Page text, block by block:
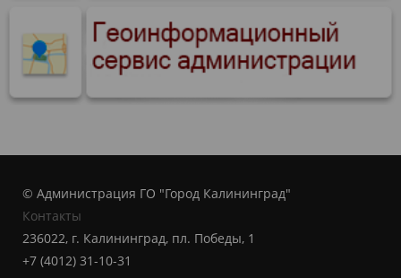
© Администрация ГО "Город Калининград"
Контакты
236022, г. Калининград, пл. Победы, 1
+7 (4012) 31-10-31